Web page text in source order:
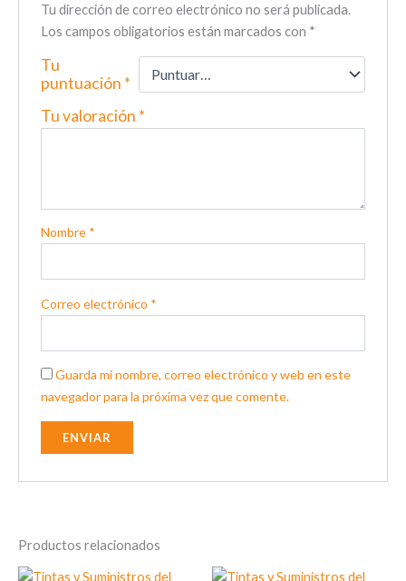
Tu dirección de correo electrónico no será publicada.
Los campos obligatorios están marcados con *
Tu
puntuación *
Tu valoración *
Nombre *
Correo electrónico *
Guarda mi nombre, correo electrónico y web en este
navegador para la próxima vez que comente.
Productos relacionados